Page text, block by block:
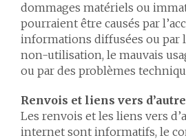
dommages matériels ou
pourraient être causés par
informations diffusées ou par
non-utilisation, le mauvais
ou par des problèmes
Renvois et liens vers
Les renvois et les liens vers
internet sont informatifs, le